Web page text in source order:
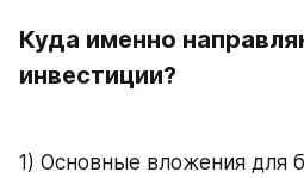
Куда именно
инвестиции?
1) Основные вложения для